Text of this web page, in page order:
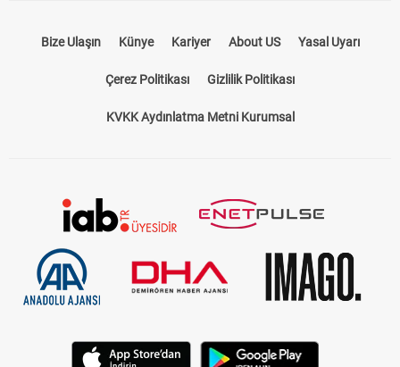
Bize Ulaşın Künye Kariyer About US Yasal Uyarı
Çerez Politikası Gizlilik Politikası
KVKK Aydınlatma Metni Kurumsal